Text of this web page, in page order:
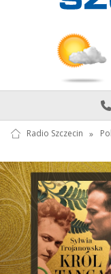
Radio Szczecin »